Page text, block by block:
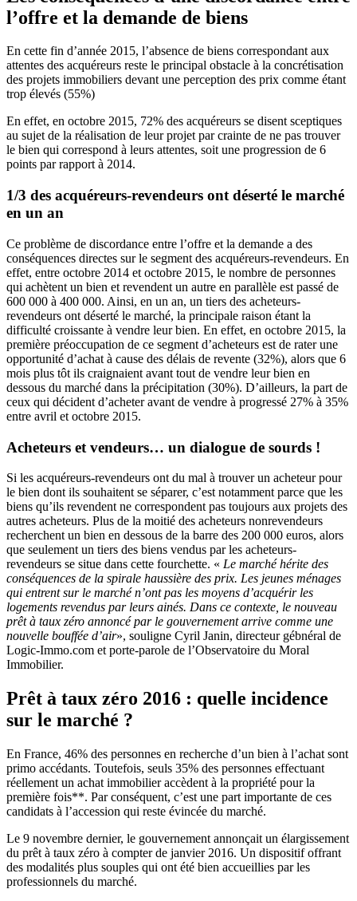
l’offre et la demande de biens
En cette fin d’année 2015, l’absence de biens correspondant aux
attentes des acquéreurs reste le principal obstacle à la concrétisation
des projets immobiliers devant une perception des prix comme étant
trop élevés (55%)
En effet, en octobre 2015, 72% des acquéreurs se disent sceptiques
au sujet de la réalisation de leur projet par crainte de ne pas trouver
le bien qui correspond à leurs attentes, soit une progression de 6
points par rapport à 2014.
1/3 des acquéreurs-revendeurs ont déserté le marché
en un an
Ce problème de discordance entre l’offre et la demande a des
conséquences directes sur le segment des acquéreurs-revendeurs. En
effet, entre octobre 2014 et octobre 2015, le nombre de personnes
qui achètent un bien et revendent un autre en parallèle est passé de
600 000 à 400 000. Ainsi, en un an, un tiers des acheteurs-
revendeurs ont déserté le marché, la principale raison étant la
difficulté croissante à vendre leur bien. En effet, en octobre 2015, la
première préoccupation de ce segment d’acheteurs est de rater une
opportunité d’achat à cause des délais de revente (32%), alors que 6
mois plus tôt ils craignaient avant tout de vendre leur bien en
dessous du marché dans la précipitation (30%). D’ailleurs, la part de
ceux qui décident d’acheter avant de vendre à progressé 27% à 35%
entre avril et octobre 2015.
Acheteurs et vendeurs… un dialogue de sourds !
Si les acquéreurs-revendeurs ont du mal à trouver un acheteur pour
le bien dont ils souhaitent se séparer, c’est notamment parce que les
biens qu’ils revendent ne correspondent pas toujours aux projets des
autres acheteurs. Plus de la moitié des acheteurs nonrevendeurs
recherchent un bien en dessous de la barre des 200 000 euros, alors
que seulement un tiers des biens vendus par les acheteurs-
revendeurs se situe dans cette fourchette. « Le marché hérite des
conséquences de la spirale haussière des prix. Les jeunes ménages
qui entrent sur le marché n’ont pas les moyens d’acquérir les
logements revendus par leurs ainés. Dans ce contexte, le nouveau
prêt à taux zéro annoncé par le gouvernement arrive comme une
nouvelle bouffée d’air», souligne Cyril Janin, directeur gébnéral de
Logic-Immo.com et porte-parole de l’Observatoire du Moral
Immobilier.
Prêt à taux zéro 2016 : quelle incidence
sur le marché ?
En France, 46% des personnes en recherche d’un bien à l’achat sont
primo accédants. Toutefois, seuls 35% des personnes effectuant
réellement un achat immobilier accèdent à la propriété pour la
première fois**. Par conséquent, c’est une part importante de ces
candidats à l’accession qui reste évincée du marché.
Le 9 novembre dernier, le gouvernement annonçait un élargissement
du prêt à taux zéro à compter de janvier 2016. Un dispositif offrant
des modalités plus souples qui ont été bien accueillies par les
professionnels du marché.